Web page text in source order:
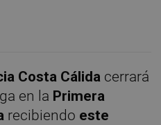
Costa Cálida cerrará
en la Primera
recibiendo este